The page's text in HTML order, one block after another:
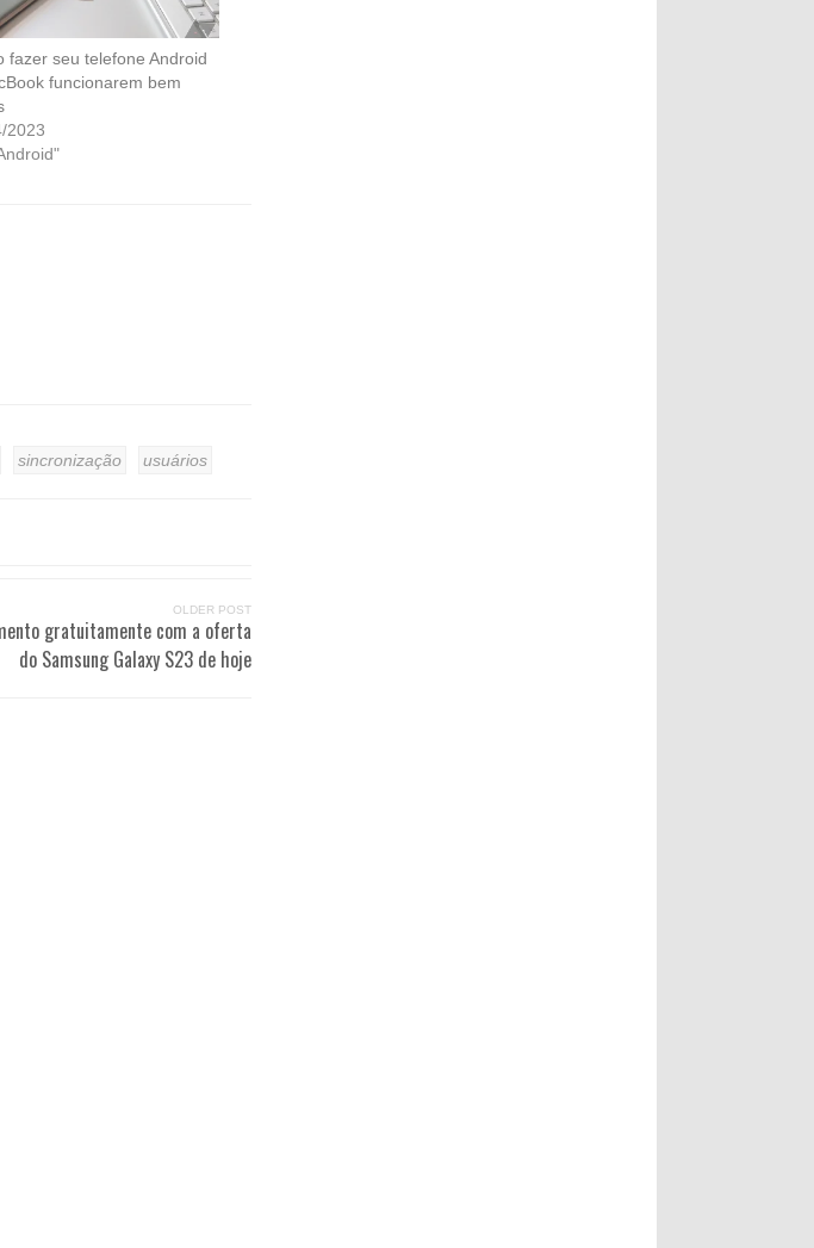
fazer seu telefone Android
funcionarem bem
2023
sincronização usuários
OLDER POST
gratuitamente com a oferta
do Samsung Galaxy S23 de hoje